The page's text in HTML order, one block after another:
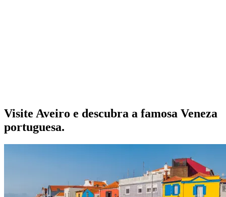
Visite Aveiro e descubra a famosa Veneza
portuguesa.